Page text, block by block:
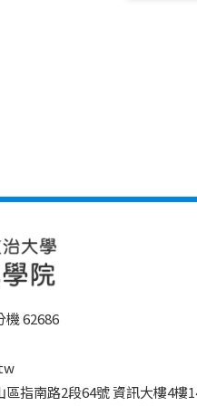
機 62686
指南路2段64號 資訊大樓4樓